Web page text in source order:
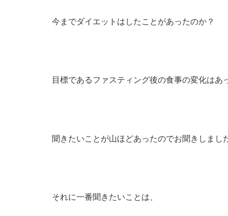
今までダイエットはしたことがあったのか？
目標であるファスティング後の食事の変化はあ
聞きたいことが山ほどあったのでお聞きしました
それに一番聞きたいことは、